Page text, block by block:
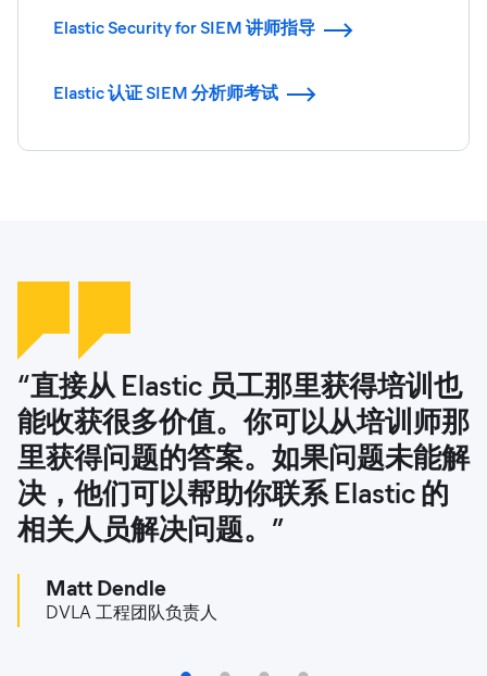
Elastic Security for SIEM 讲师指导
Elastic 认证 SIEM 分析师考试
“直接从 Elastic 员工那里获得培训也
能收获很多价值。你可以从培训师那
里获得问题的答案。如果问题未能解
决，他们可以帮助你联系 Elastic 的
相关人员解决问题。”
Matt Dendle
DVLA 工程团队负责人
Elastic 培训非常出色，尤其是导
师、按需培训和虚拟面授培训”。
Kamyar Kojouri
ECI 安全运营总监
“Elastic 培训是帮助我们团队脱颖而
出的另一个方面。我团队中的许多人
都参加了在线培训，并获得了
Elasticsearch 工程师、Kibana 数据
分析和可观测性工程师等认证。他们
可以扩展自己的技能，并利用这些知
识扩大 Elastic 解决方案的运用范
围，让我们从部署中获得更有益的价
“Elastic 提供了大量的培训和教育材
料，让团队成员有信心快速处理和解
决问题。这意味着从技术人员到高级
分析师，每个人都了解自己的职责，
并能在帮助学生和教师方面发挥积极
作用。”
Mike Meyer